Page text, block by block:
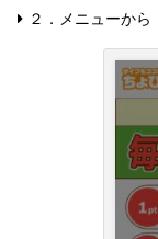
２．メニューから